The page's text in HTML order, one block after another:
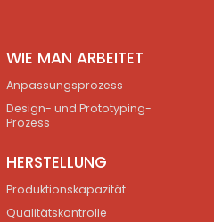
WIE MAN ARBEITET
Anpassungsprozess
Design- und Prototyping-
Prozess
HERSTELLUNG
Produktionskapazität
Qualitätskontrolle